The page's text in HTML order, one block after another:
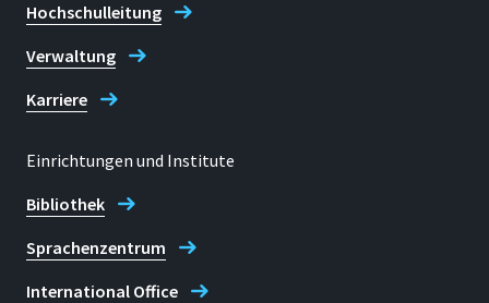
Hochschulleitung
Verwaltung
Karriere
Einrichtungen und Institute
Bibliothek
Sprachenzentrum
International Office